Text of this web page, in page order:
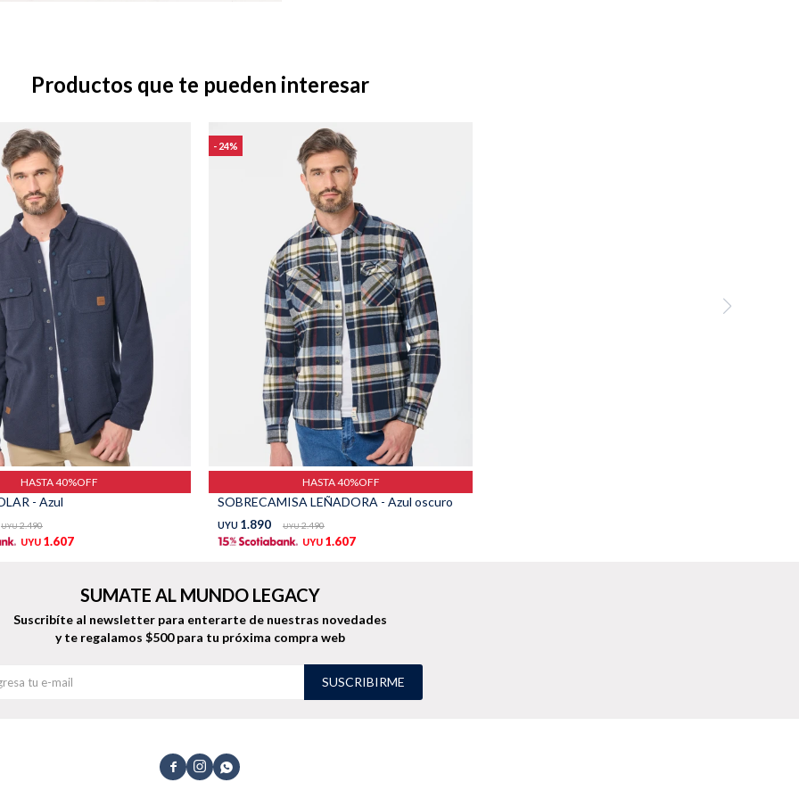
Productos que te pueden interesar
HASTA 40%OFF
- Azul
UYU 2.490
UYU 1.607
24
HASTA 40%OFF
SOBRECAMISA LEÑADORA - Azul oscuro
UYU 1.890 UYU 2.490
UYU 1.607
  
SUMATE AL MUNDO LEGACY
Suscribíte al newsletter para enterarte de nuestras novedades
y te regalamos $500 para tu próxima compra web
SUSCRIBIRME